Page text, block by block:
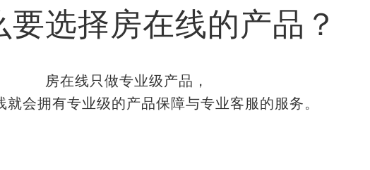
要选择房在线的产品？
房在线只做专业级产品，
就会拥有专业级的产品保障与专业客服的服务。